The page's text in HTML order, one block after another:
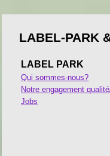
LABEL-PARK
LABEL PARK
Qui sommes-nous?
Notre engagement
Jobs